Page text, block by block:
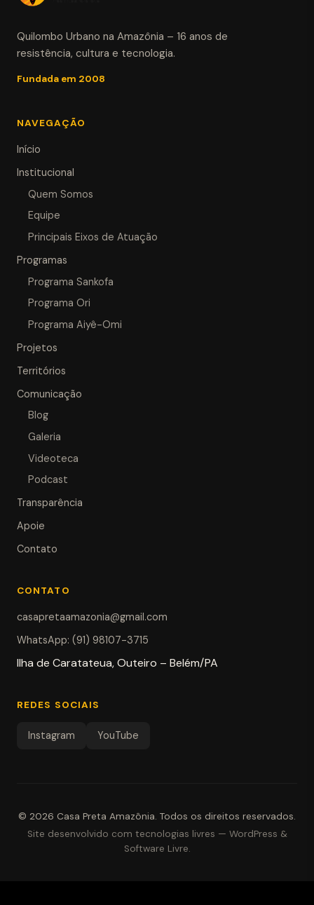
Quilombo Urbano na Amazônia – 16 anos de
resistência, cultura e tecnologia.
Fundada em 2008
NAVEGAÇÃO
Início
Institucional
Quem Somos
Equipe
Principais Eixos de Atuação
Programas
Programa Sankofa
Programa Ori
Programa Aiyê-Omi
Projetos
Territórios
Comunicação
Blog
Galeria
Videoteca
Podcast
Transparência
Apoie
Contato
CONTATO
casapretaamazonia@gmail.com
WhatsApp: (91) 98107-3715
Ilha de Caratateua, Outeiro – Belém/PA
REDES SOCIAIS
Instagram YouTube
© 2026 Casa Preta Amazônia. Todos os direitos reservados.
Site desenvolvido com tecnologias livres — WordPress &
Software Livre.